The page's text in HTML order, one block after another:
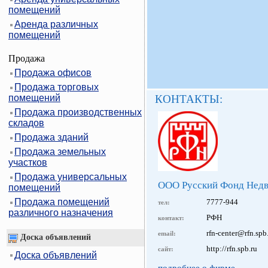
помещений
Аренда различных
помещений
Продажа
Продажа офисов
Продажа торговых
помещений
Продажа производственных
складов
Продажа зданий
Продажа земельных
участков
Продажа универсальных
помещений
Продажа помещений
различного назначения
Доска объявлений
Доска объявлений
КОНТАКТЫ:
ООО Русский Фонд
тел: 7777-944
контакт: РФН
email: rfn-
сайт: http://rfn.spb.ru